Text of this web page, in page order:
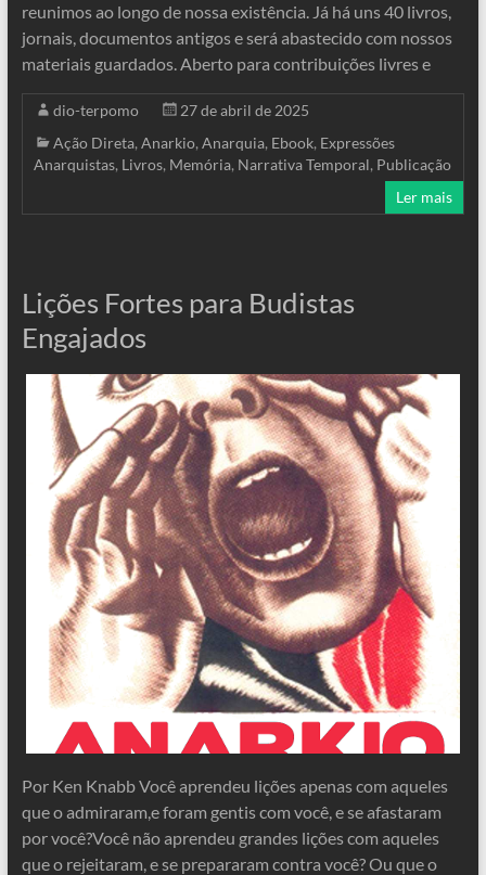
reunimos ao longo de nossa existência. Já há uns 40 livros,
jornais, documentos antigos e será abastecido com nossos
materiais guardados. Aberto para contribuições livres e
dio-terpomo
27 de abril de 2025
Ação Direta, Anarkio, Anarquia, Ebook, Expressões
Anarquistas, Livros, Memória, Narrativa Temporal, Publicação
Ler mais
Lições Fortes para Budistas
Engajados
Por Ken Knabb Você aprendeu lições apenas com aqueles
que o admiraram,e foram gentis com você, e se afastaram
por você?Você não aprendeu grandes lições com aqueles
que o rejeitaram, e se prepararam contra você? Ou que o